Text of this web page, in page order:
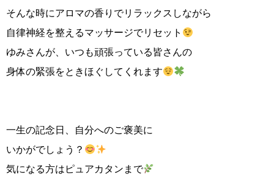
そんな時にアロマの香りでリラックスしながら
自律神経を整えるマッサージでリセット
ゆみさんが、いつも頑張っている皆さんの
身体の緊張をときほぐしてくれます
一生の記念日、自分へのご褒美に
いかがでしょう？
気になる方はピュアカタンまで